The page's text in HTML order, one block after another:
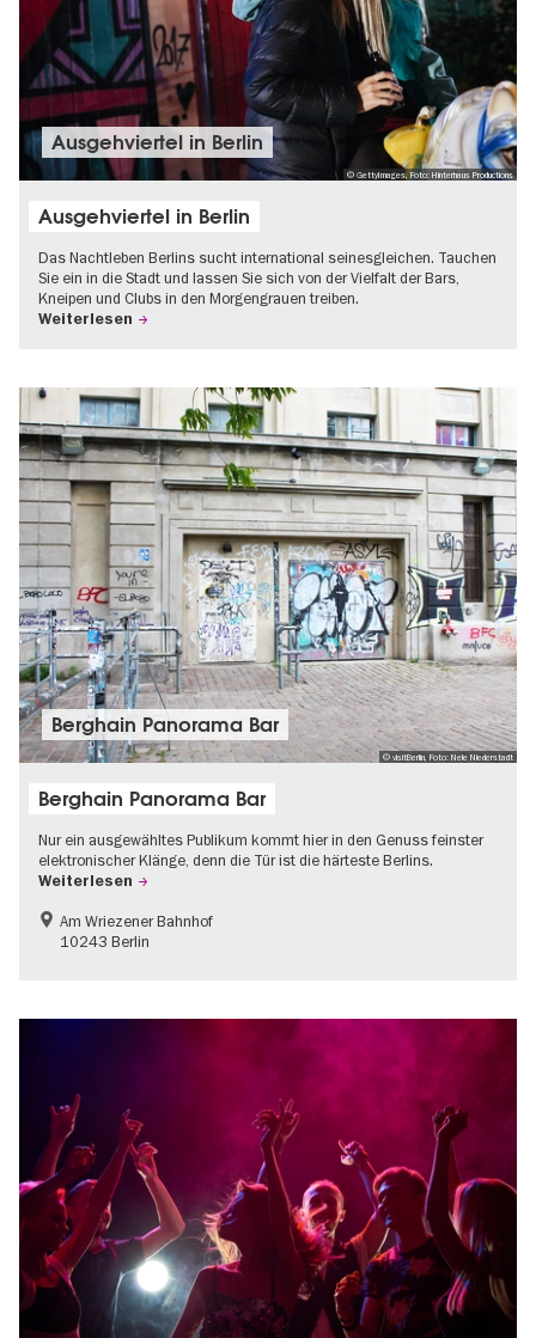
© GettyImages, Foto: Hinterhaus Productions
Ausgehviertel in Berlin
Ausgehviertel in Berlin
Das Nachtleben Berlins sucht international seinesgleichen. Tauchen
Sie ein in die Stadt und lassen Sie sich von der Vielfalt der Bars,
Kneipen und Clubs in den Morgengrauen treiben.
Weiterlesen
© visitBerlin, Foto: Nele Niederstadt
Berghain Panorama Bar
Berghain Panorama Bar
Nur ein ausgewähltes Publikum kommt hier in den Genuss feinster
elektronischer Klänge, denn die Tür ist die härteste Berlins.
Weiterlesen
Am Wriezener Bahnhof
10243 Berlin